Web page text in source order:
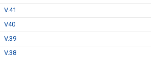
V.41
V40
V.39
V.38